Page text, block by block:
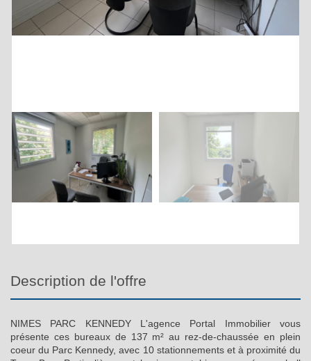
description de l'offre
NIMES PARC KENNEDY L'agence Portal Immobilier vous
présente ces bureaux de 137 m² au rez-de-chaussée en plein
coeur du Parc Kennedy, avec 10 stationnements et à proximité du